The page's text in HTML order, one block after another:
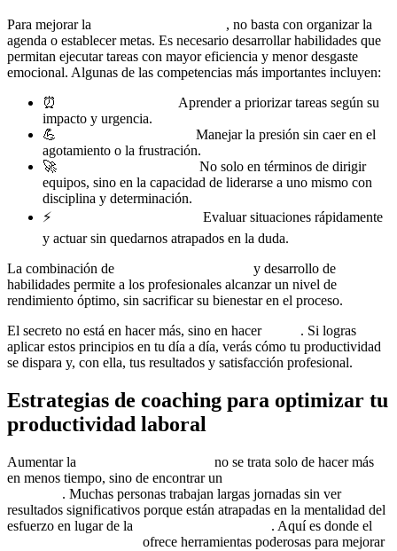
Para mejorar la
, no basta con organizar la
agenda o establecer metas. Es necesario desarrollar habilidades que
permitan ejecutar tareas con mayor eficiencia y menor desgaste
emocional. Algunas de las competencias más importantes incluyen:
⏰
Aprender a priorizar tareas según su
impacto y urgencia.
💪
Manejar la presión sin caer en el
agotamiento o la frustración.
🚀
No solo en términos de dirigir
equipos, sino en la capacidad de liderarse a uno mismo con
disciplina y determinación.
⚡
Evaluar situaciones rápidamente
y actuar sin quedarnos atrapados en la duda.
La combinación de
y desarrollo de
habilidades permite a los profesionales alcanzar un nivel de
rendimiento óptimo, sin sacrificar su bienestar en el proceso.
El secreto no está en hacer más, sino en hacer
. Si logras
aplicar estos principios en tu día a día, verás cómo tu productividad
se dispara y, con ella, tus resultados y satisfacción profesional.
Estrategias de coaching para optimizar tu
productividad laboral
Aumentar la
no se trata solo de hacer más
en menos tiempo, sino de encontrar un
. Muchas personas trabajan largas jornadas sin ver
resultados significativos porque están atrapadas en la mentalidad del
esfuerzo en lugar de la
. Aquí es donde el
ofrece herramientas poderosas para mejorar